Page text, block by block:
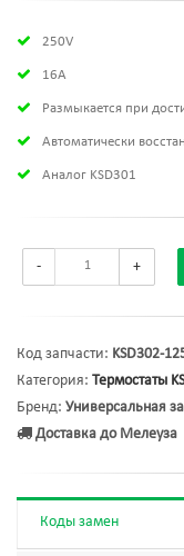
250V
16A
Размыкается при
Автоматически
Аналог KSD301
- +
Код запчасти: KSD302-
Категория: Термостаты
Бренд: Универсальная
Доставка до Мелеуза
Коды замен